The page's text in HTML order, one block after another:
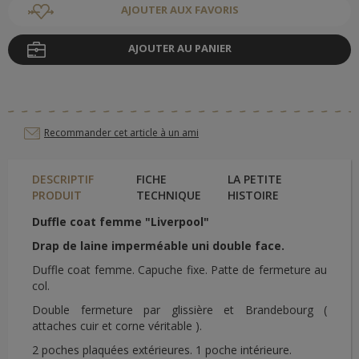
AJOUTER AUX FAVORIS
AJOUTER AU PANIER
Recommander cet article à un ami
DESCRIPTIF
PRODUIT
FICHE
TECHNIQUE
LA PETITE
HISTOIRE
Duffle coat femme "Liverpool"
Drap de laine imperméable uni double face.
Duffle coat femme. Capuche fixe. Patte de fermeture au
col.
Double fermeture par glissière et Brandebourg (
attaches cuir et corne véritable ).
2 poches plaquées extérieures. 1 poche intérieure.